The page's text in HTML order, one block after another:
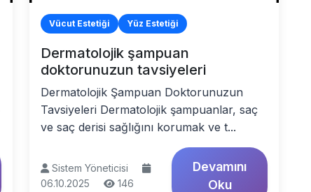
Vücut Estetiği Yüz Estetiği
Dermatolojik şampuan
doktorunuzun tavsiyeleri
Dermatolojik Şampuan Doktorunuzun
Tavsiyeleri Dermatolojik şampuanlar, saç
ve saç derisi sağlığını korumak ve t...
Sistem Yöneticisi
06.10.2025
146
Devamını
Oku